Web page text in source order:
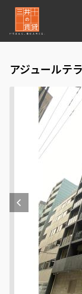
アジュールテ